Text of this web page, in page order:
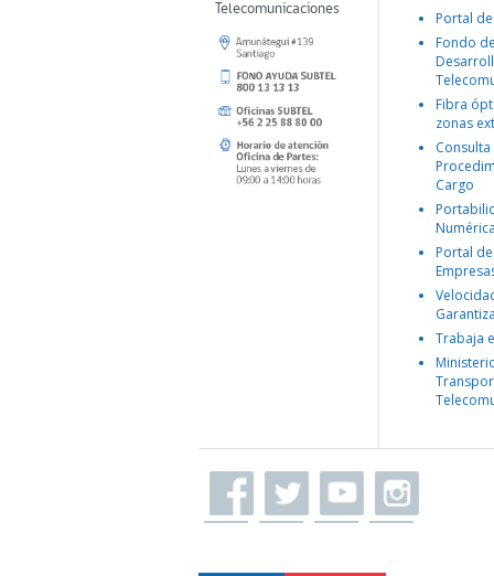
Telecomunicaciones
Portal
Fondo
Fibra
zonas
Consulta
Cargo
Portal
Trabaja